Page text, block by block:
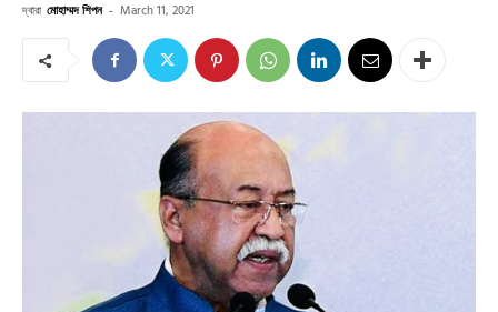
দ্বারা মোহাম্মদ শিপন - March 11, 2021